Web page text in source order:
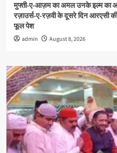
मुफ्ती-ए-आज़म का अमल उनके इल्म का
रज़ाउर्स-ए-रज़वी के दूसरे दिन आरएसी
फूल पेश
admin August 8, 2026